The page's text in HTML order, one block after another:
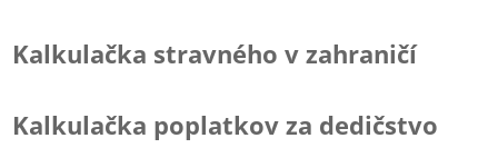
Kalkulačka stravného v zahraničí
Kalkulačka poplatkov za dedičstvo